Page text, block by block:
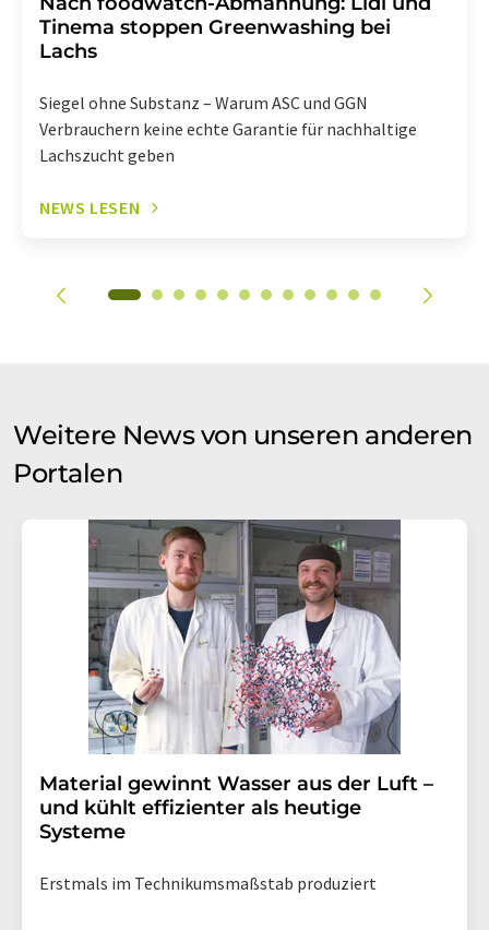
Tinema stoppen Greenwashing bei
Lachs
Siegel ohne Substanz – Warum ASC und GGN
Verbrauchern keine echte Garantie für nachhaltige
Lachszucht geben
NEWS LESEN
Weitere News von unseren anderen
Portalen
Material gewinnt Wasser aus der Luft –
und kühlt effizienter als heutige
Systeme
Erstmals im Technikumsmaßstab produziert